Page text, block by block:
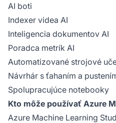
AI boti
Indexer videa AI
Inteligencia dokumentov AI
Poradca metrík AI
Automatizované strojové
Návrhár s ťahaním a
Spolupracujúce notebooky
Kto môže používať Azure
Azure Machine Learning